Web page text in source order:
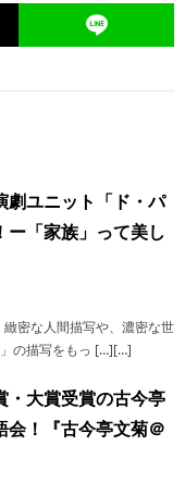
劇ユニット「ド・パ
ー「家族」って美し
密な⼈間描写や、濃密な世
の描写をもっ […][…]
・大賞受賞の古今亭
会！『古今亭文菊＠